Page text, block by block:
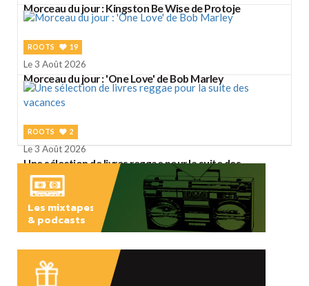
Morceau du jour : Kingston Be Wise de Protoje
ROOTS 19
Le 3 Août 2026
Morceau du jour : 'One Love' de Bob Marley
ROOTS 2
Le 3 Août 2026
Une sélection de livres reggae pour la suite des
vacances
Les mixtapes
& podcasts